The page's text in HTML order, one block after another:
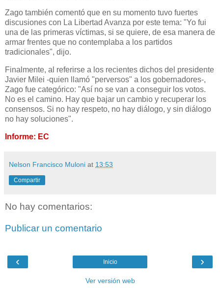
Zago también comentó que en su momento tuvo fuertes
discusiones con La Libertad Avanza por este tema: "Yo fui
una de las primeras víctimas, si se quiere, de esa manera de
armar frentes que no contemplaba a los partidos
tradicionales", dijo.
Finalmente, al referirse a los recientes dichos del presidente
Javier Milei -quien llamó "perversos" a los gobernadores-,
Zago fue categórico: "Así no se van a conseguir los votos.
No es el camino. Hay que bajar un cambio y recuperar los
consensos. Si no hay respeto, no hay diálogo, y sin diálogo
no hay soluciones".
Informe: EC
Nelson Francisco Muloni at 13:53
Compartir
No hay comentarios:
Publicar un comentario
‹ ›
Inicio
Ver versión web